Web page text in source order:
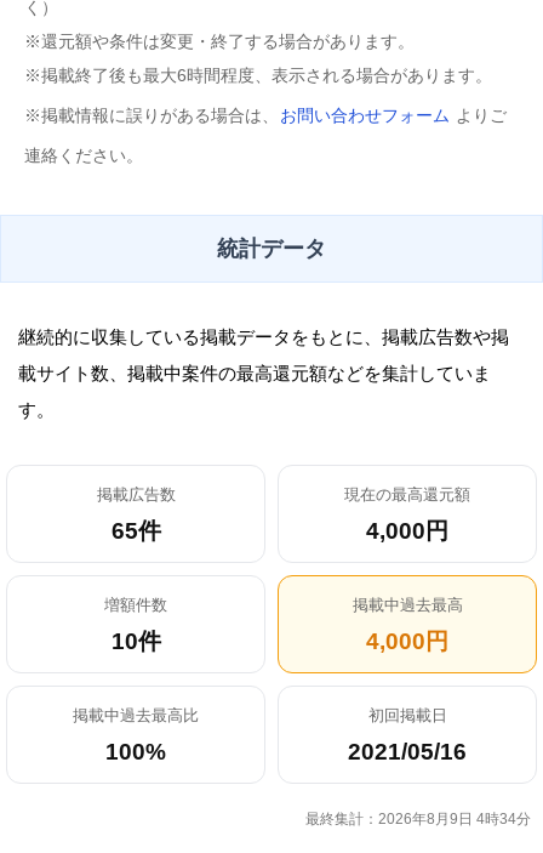
く）
※還元額や条件は変更・終了する場合があります。
※掲載終了後も最大6時間程度、表示される場合があります。
※掲載情報に誤りがある場合は、 お問い合わせフォーム よりご
連絡ください。
統計データ
継続的に収集している掲載データをもとに、掲載広告数や掲
載サイト数、掲載中案件の最高還元額などを集計していま
す。
掲載広告数
65件
現在の最高還元額
4,000円
増額件数
10件
掲載中過去最高
4,000円
掲載中過去最高比
100%
初回掲載日
2021/05/16
最終集計：2026年8月9日 4時34分